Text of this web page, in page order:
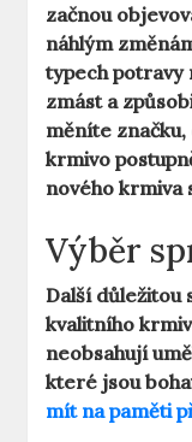
začnou
náhlým
typech potravy
zmást a
měníte
krmivo
nového krmiva
Výběr
Další důležitou
kvalitního
neobsahují
které jsou
mít na paměti